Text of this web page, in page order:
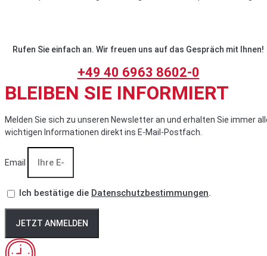
Rufen Sie einfach an. Wir freuen uns auf das Gespräch mit Ihnen!
+49 40 6963 8602-0
BLEIBEN SIE INFORMIERT
Melden Sie sich zu unseren Newsletter an und erhalten Sie immer
wichtigen Informationen direkt ins E-Mail-Postfach.
Email
Ich bestätige die Datenschutzbestimmungen.
JETZT ANMELDEN